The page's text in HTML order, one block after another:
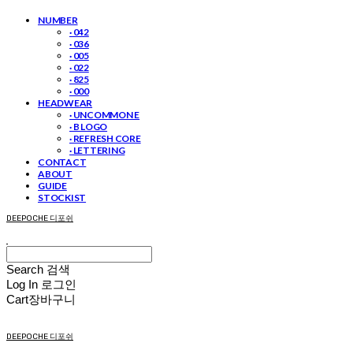
NUMBER
· 042
· 036
· 005
· 022
· 825
· 000
HEADWEAR
· UNCOMMON E
· B LOGO
· REFRESH CORE
· LETTERING
CONTACT
ABOUT
GUIDE
STOCKIST
DEEPOCHE 디포쉬
Search 검색
Log In 로그인
Cart장바구니
DEEPOCHE 디포쉬